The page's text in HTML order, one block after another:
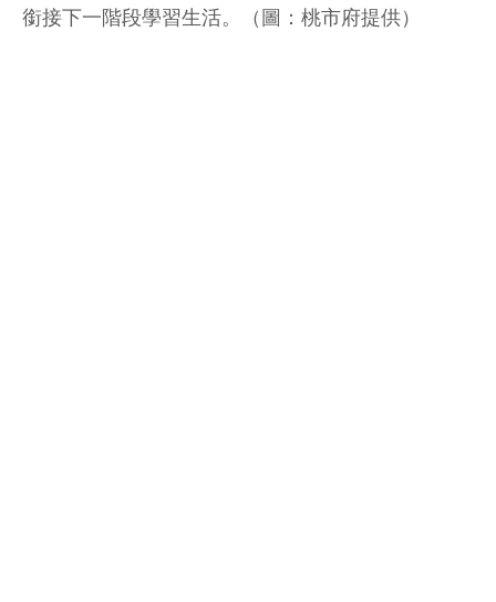
銜接下一階段學習生活。（圖：桃市府提供）